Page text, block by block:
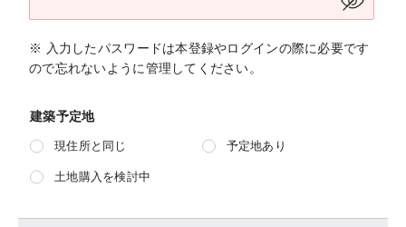
※ 入力したパスワードは本登録やログインの際に必要です
ので忘れないように管理してください。
建築予定地
現住所と同じ 予定地あり
土地購入を検討中